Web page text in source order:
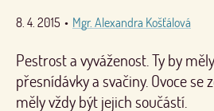
8. 4. 2015 • Mgr. Alexandra Košťálová
Pestrost a vyváženost. Ty by
přesnídávky a svačiny. Ovoce se
měly vždy být jejich součástí.